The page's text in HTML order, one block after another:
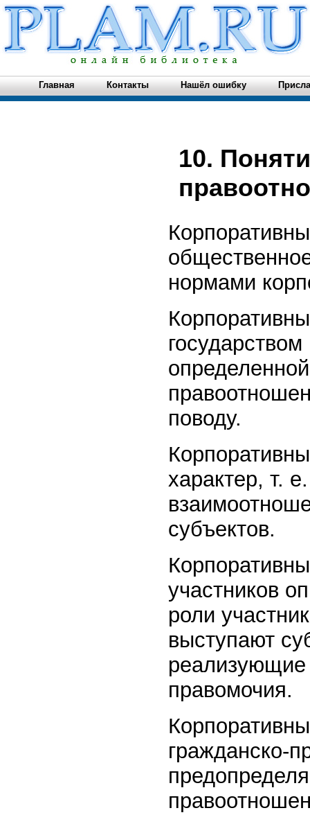
Главная Контакты Нашёл ошибку
10.
нормами
поводу.
характер, т.
субъектов.
участников
роли
выступают
реализующие
правомочия.
гражданско-